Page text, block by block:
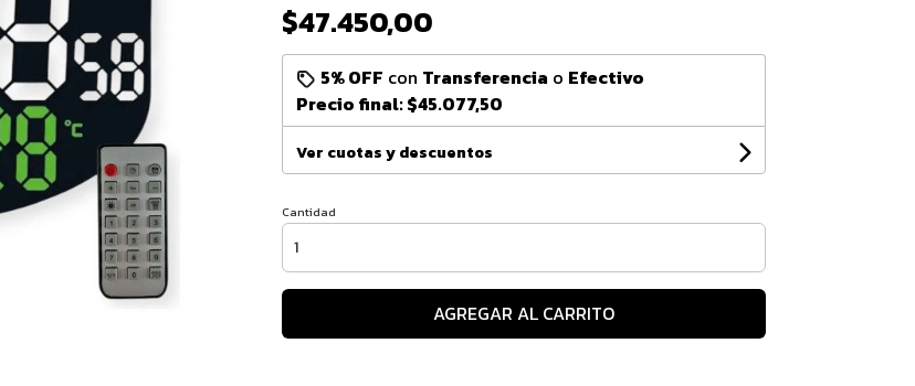
$47.450,00
5% OFF con Transferencia o Efectivo
Precio final:$45.077,50
Ver cuotas y descuentos
Cantidad
AGREGAR AL CARRITO